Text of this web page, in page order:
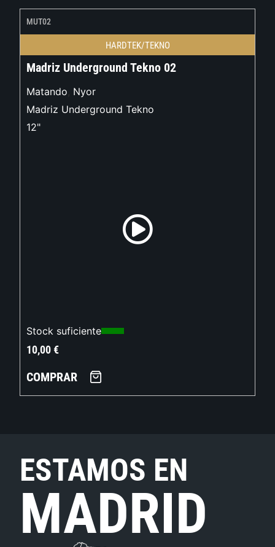
MUT02
HARDTEK/TEKNO
Madriz Underground Tekno 02
Matando, Nyor
Madriz Underground Tekno
12"
Stock suficiente
10,00€
COMPRAR
ESTAMOS EN
MADRID